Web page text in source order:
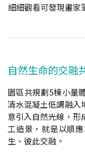
細細觀看可發現畫家
自然生命的交融
園區共規劃5棟小量
清水混凝土低調融入
意引入自然光線，形
工造景，就是以順
生、彼此交融。